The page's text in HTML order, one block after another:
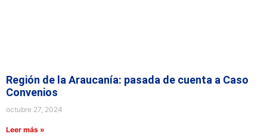
Región de la Araucanía: pasada de cuenta a Caso
Convenios
octubre 27, 2024
Leer más »